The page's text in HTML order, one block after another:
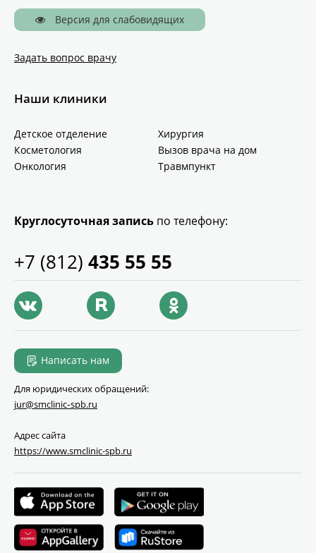
Версия для слабовидящих
Задать вопрос врачу
Наши клиники
Детское отделение
Хирургия
Косметология
Вызов врача на дом
Онкология
Травмпункт
Круглосуточная запись по телефону:
+7 (812) 435 55 55
Написать нам
Для юридических обращений:
jur@smclinic‑spb.ru
Адрес сайта
https://www.smclinic-spb.ru